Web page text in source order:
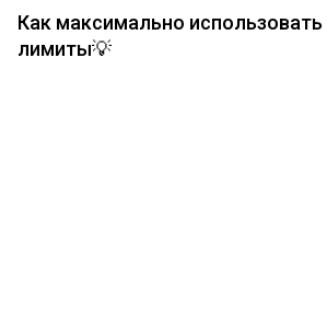
Как максимально
лимиты💡